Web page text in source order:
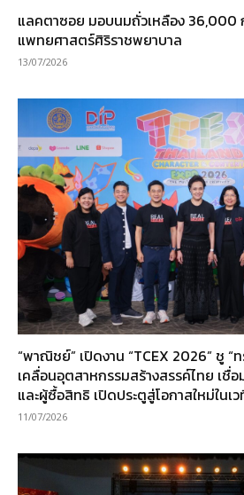
แลคตาซอย มอบนมถั่วเหลือง 36,000
แพทยศาสตร์ศิริราชพยาบาล
13/07/2026
“พาณิชย์” เปิดงาน “TCEX 2026” ชู
เคลื่อนอุตสาหกรรมสร้างสรรค์ไทย เชื่
และผู้ซื้อสิทธิ เปิดประตูสู่โอกาสใหม่ในเ
11/07/2026